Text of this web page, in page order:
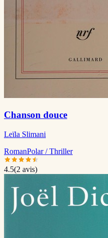
Chanson douce
Leïla Slimani
RomanPolar / Thriller
4.5(2 avis)